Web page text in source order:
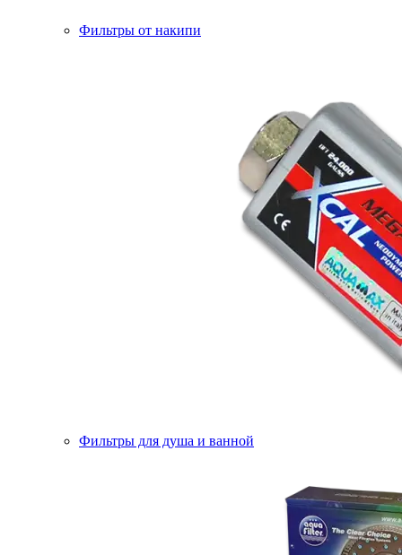
Фильтры от накипи
Фильтры для душа и ванной